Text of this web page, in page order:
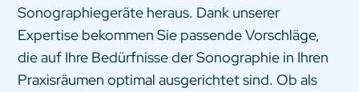
Sonographiegeräte heraus. Dank unserer
Expertise bekommen Sie passende Vorschläge,
die auf Ihre Bedürfnisse der Sonographie in Ihren
Praxisräumen optimal ausgerichtet sind. Ob als